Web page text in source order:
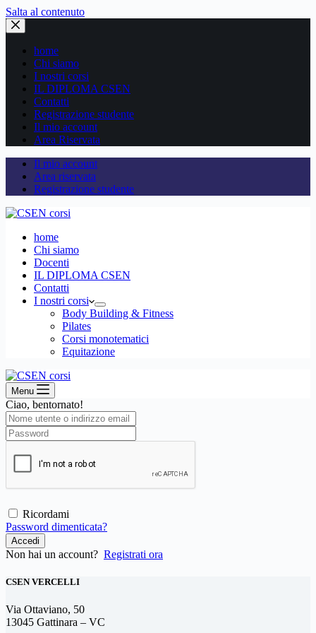
Salta al contenuto
home
Chi siamo
I nostri corsi
IL DIPLOMA CSEN
Contatti
Registrazione studente
Il mio account
Area Riservata
Il mio account
Area riservata
Registrazione studente
home
Chi siamo
Docenti
IL DIPLOMA CSEN
Contatti
I nostri corsi
Body Building & Fitness
Pilates
Corsi monotematici
Equitazione
Menu
Ciao, bentornato!
Ricordami
Password dimenticata?
Accedi
Non hai un account? Registrati ora
CSEN VERCELLI
Via Ottaviano, 50
13045 Gattinara – VC